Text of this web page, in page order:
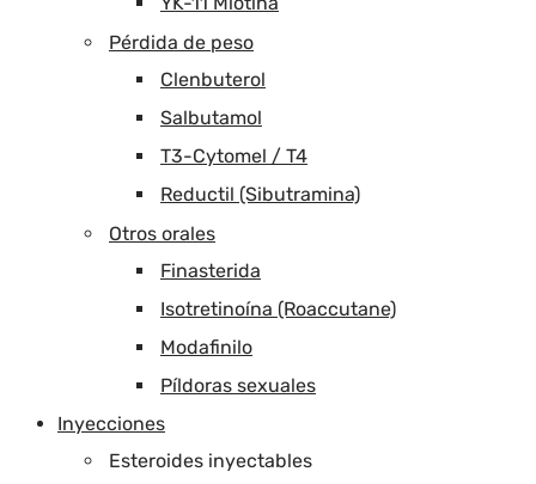
Pérdida de peso
Clenbuterol
Salbutamol
T3-Cytomel / T4
Reductil (Sibutramina)
Otros orales
Finasterida
Isotretinoína (Roaccutane)
Modafinilo
Píldoras sexuales
Inyecciones
Esteroides inyectables